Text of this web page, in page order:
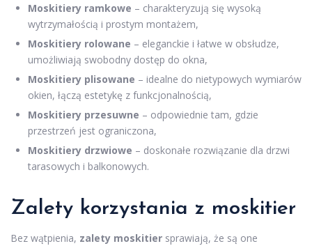
Moskitiery ramkowe – charakteryzują się wysoką
wytrzymałością i prostym montażem,
Moskitiery rolowane – eleganckie i łatwe w obsłudze,
umożliwiają swobodny dostęp do okna,
Moskitiery plisowane – idealne do nietypowych wymiarów
okien, łączą estetykę z funkcjonalnością,
Moskitiery przesuwne – odpowiednie tam, gdzie
przestrzeń jest ograniczona,
Moskitiery drzwiowe – doskonałe rozwiązanie dla drzwi
tarasowych i balkonowych.
Zalety korzystania z moskitier
Bez wątpienia, zalety moskitier sprawiają, że są one